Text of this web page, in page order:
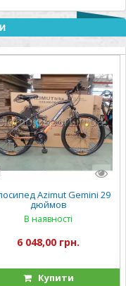
Azimut Gemini 29
дюймов
В наявності
6 048,00 грн.
Купити